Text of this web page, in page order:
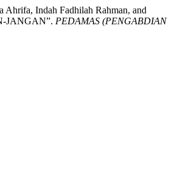
Indah Fadhilah Rahman, and
JANGAN”. PEDAMAS (PENGABDIAN